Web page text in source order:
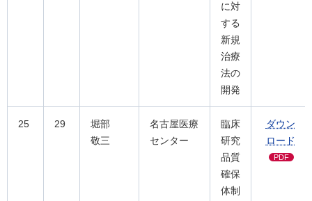
に対
する
新規
治療
法の
開発
25 29
堀部
敬三
名古屋医療
センター
臨床
研究
品質
確保
体制
ダウン
ロード
PDF